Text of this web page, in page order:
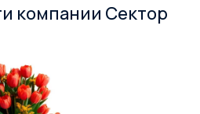
компании Сектор